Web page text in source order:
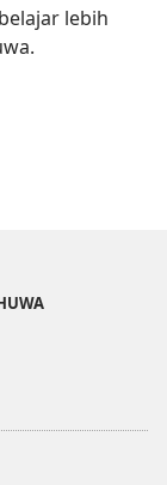
lebih